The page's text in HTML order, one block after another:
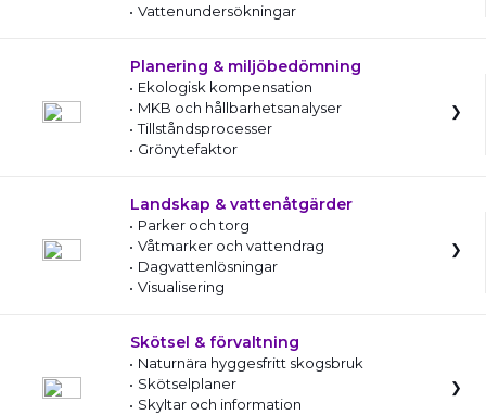
Vattenundersökningar
Planering & miljöbedömning
Ekologisk kompensation
MKB och hållbarhetsanalyser
Tillståndsprocesser
Grönytefaktor
Landskap & vattenåtgärder
Parker och torg
Våtmarker och vattendrag
Dagvattenlösningar
Visualisering
Skötsel & förvaltning
Naturnära hyggesfritt skogsbruk
Skötselplaner
Skyltar och information